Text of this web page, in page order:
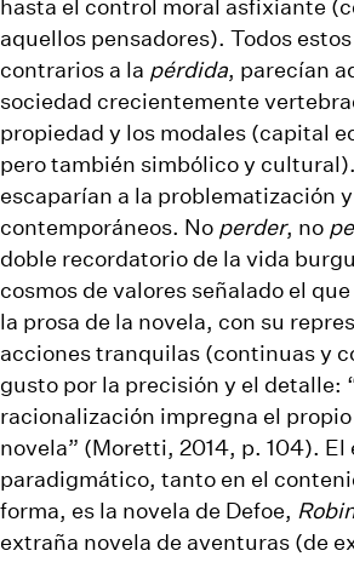
aquellos pensadores). Todos
contrarios a la pérdida, parecían
sociedad crecientemente
propiedad y los modales (capital
pero también simbólico y
escaparían a la problematización
contemporáneos. No perder, no
doble recordatorio de la vida
cosmos de valores señalado el
la prosa de la novela, con su
acciones tranquilas (continuas y
gusto por la precisión y el detalle:
racionalización impregna el
novela” (Moretti, 2014, p. 104). El
paradigmático, tanto en el
forma, es la novela de Defoe,
extraña novela de aventuras (de